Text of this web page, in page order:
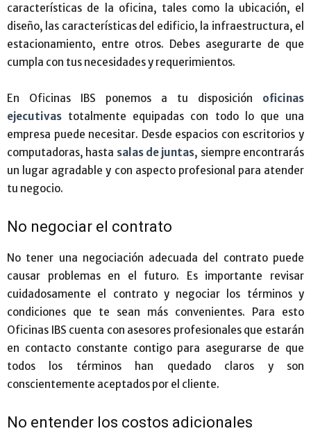
características de la oficina, tales como la ubicación, el
diseño, las características del edificio, la infraestructura, el
estacionamiento, entre otros. Debes asegurarte de que
cumpla con tus necesidades y requerimientos.
En Oficinas IBS ponemos a tu disposición oficinas
ejecutivas totalmente equipadas con todo lo que una
empresa puede necesitar. Desde espacios con escritorios y
computadoras, hasta salas de juntas, siempre encontrarás
un lugar agradable y con aspecto profesional para atender
tu negocio.
No negociar el contrato
No tener una negociación adecuada del contrato puede
causar problemas en el futuro. Es importante revisar
cuidadosamente el contrato y negociar los términos y
condiciones que te sean más convenientes. Para esto
Oficinas IBS cuenta con asesores profesionales que estarán
en contacto constante contigo para asegurarse de que
todos los términos han quedado claros y son
conscientemente aceptados por el cliente.
No entender los costos adicionales